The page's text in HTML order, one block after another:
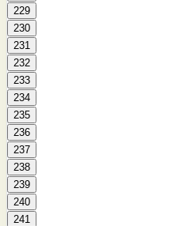
229
230
231
232
233
234
235
236
237
238
239
240
241